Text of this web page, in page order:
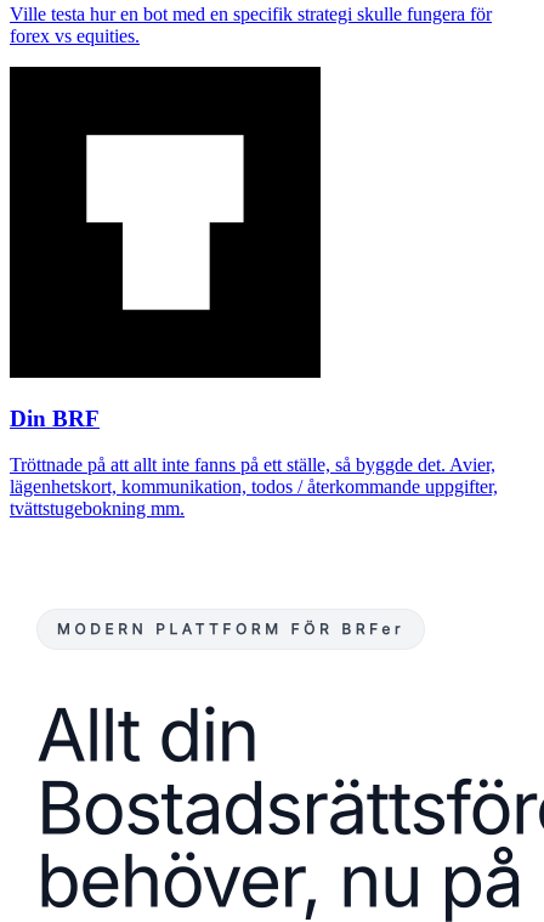
Ville testa hur en bot med en specifik strategi skulle fungera för
forex vs equities.
Din BRF
Tröttnade på att allt inte fanns på ett ställe, så byggde det. Avier,
lägenhetskort, kommunikation, todos / återkommande uppgifter,
tvättstugebokning mm.